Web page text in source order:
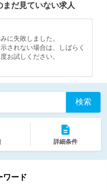
だ見ていない求人
に失敗しました。
されない場合は、しばらく
お試しください。
検索
詳細条件
ワード